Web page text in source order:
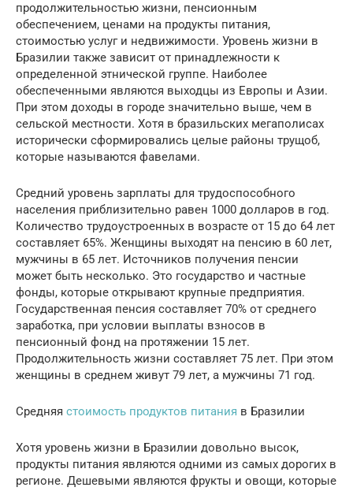
продолжительностью жизни, пенсионным
обеспечением, ценами на продукты питания,
стоимостью услуг и недвижимости. Уровень жизни в
Бразилии также зависит от принадлежности к
определенной этнической группе. Наиболее
обеспеченными являются выходцы из Европы и Азии.
При этом доходы в городе значительно выше, чем в
сельской местности. Хотя в бразильских мегаполисах
исторически сформировались целые районы трущоб,
которые называются фавелами.
Средний уровень зарплаты для трудоспособного
населения приблизительно равен 1000 долларов в год.
Количество трудоустроенных в возрасте от 15 до 64 лет
составляет 65%. Женщины выходят на пенсию в 60 лет,
мужчины в 65 лет. Источников получения пенсии
может быть несколько. Это государство и частные
фонды, которые открывают крупные предприятия.
Государственная пенсия составляет 70% от среднего
заработка, при условии выплаты взносов в
пенсионный фонд на протяжении 15 лет.
Продолжительность жизни составляет 75 лет. При этом
женщины в среднем живут 79 лет, а мужчины 71 год.
Средняя стоимость продуктов питания в Бразилии
Хотя уровень жизни в Бразилии довольно высок,
продукты питания являются одними из самых дорогих в
регионе. Дешевыми являются фрукты и овощи, которые